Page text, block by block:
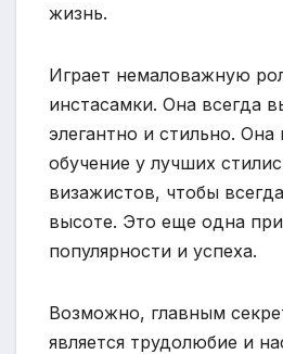
жизнь.
Играет немаловажную
инстасамки. Она всегда
элегантно и стильно. Она
обучение у лучших
визажистов, чтобы
высоте. Это еще одна
популярности и успеха.
Возможно, главным
является трудолюбие и